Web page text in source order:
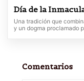
Día de la
Una tradición que
y un dogma proclamado
Comentarios